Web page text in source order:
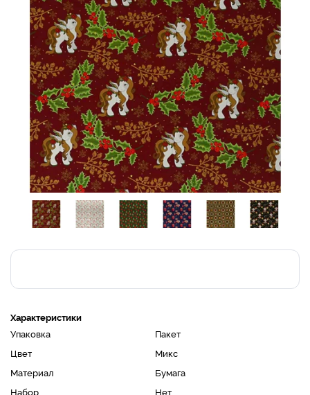
Характеристики
Упаковка
Пакет
Цвет
Микс
Материал
Бумага
Набор
Нет